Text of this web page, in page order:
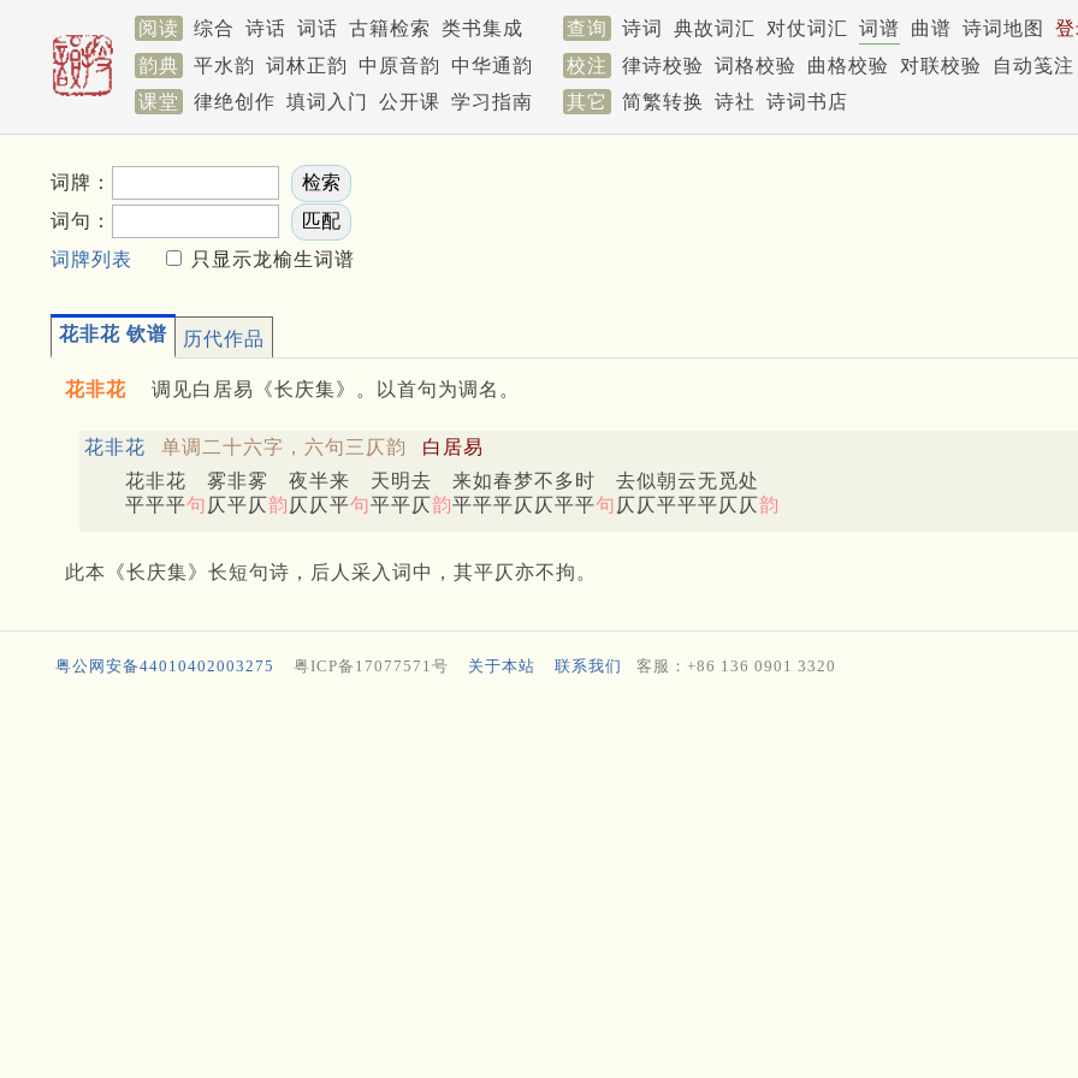
阅读 综合 诗话 词话 古籍检索 类书集成 查询 诗词 典故词汇 对仗词汇 词谱 曲谱 诗词地图
韵典
平水韵 词林正韵 中原音韵 中华通韵 校注 律诗校验 词格校验 曲格校验 对联校验
自动笺注
课堂
律绝创作 填词入门 公开课 学习指南 其它 简繁转换 诗社 诗词书店
词牌：
词句：
词牌列表
只显示龙榆生词谱
花非花 钦谱 历代作品
花非花 调见白居易《长庆集》。以首句为调名。
花非花 单调二十六字，六句三仄韵
白居易
花非花 雾非雾 夜半来 天明去 来如春梦不多时 去似朝云无觅处
平平平句 仄平仄韵 仄仄平句平平仄韵平平平仄仄平平句 仄仄平平平仄仄韵
此本《长庆集》长短句诗，后人采入词中，其平仄亦不拘。
粤公网安备44010402003275 粤ICP备17077571号 关于本站 联系我们 客服：+86 136 0901 3320